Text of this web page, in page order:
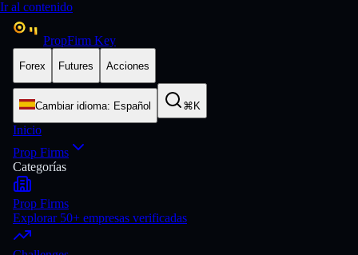
Ir al contenido
PropFirm Key
Forex Futures Acciones
Cambiar idioma: Español ⌘K
Inicio
Prop Firms
Categorías
Prop Firms
Explorar 50+ empresas verificadas